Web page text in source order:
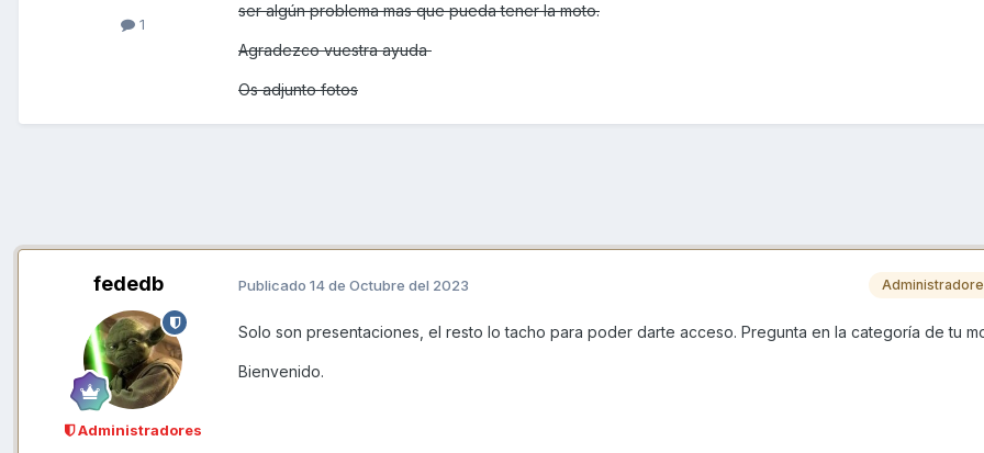
1
ser algún problema mas que pueda tener la moto.
Agradezco vuestra ayuda
Os adjunto fotos
fededb
Administradores
Publicado 14 de Octubre del 2023
Solo son presentaciones, el resto lo tacho para poder darte acceso. Pregunta en la categoría de tu
Bienvenido.